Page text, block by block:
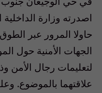
اصدرته وزارة
حاولا المرور عبر
الجهات الأمنية حول
لتعليمات رجال الأمن
علاقتهما بالموضوع.